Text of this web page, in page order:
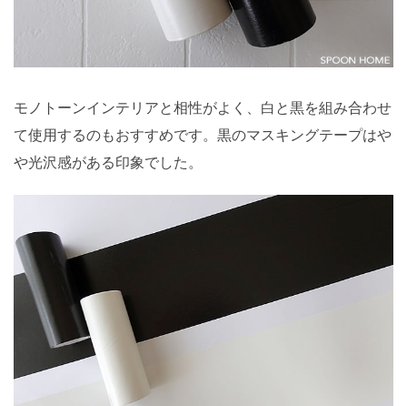
モノトーンインテリアと相性がよく、白と黒を組み合わせ
て使用するのもおすすめです。黒のマスキングテープはや
や光沢感がある印象でした。